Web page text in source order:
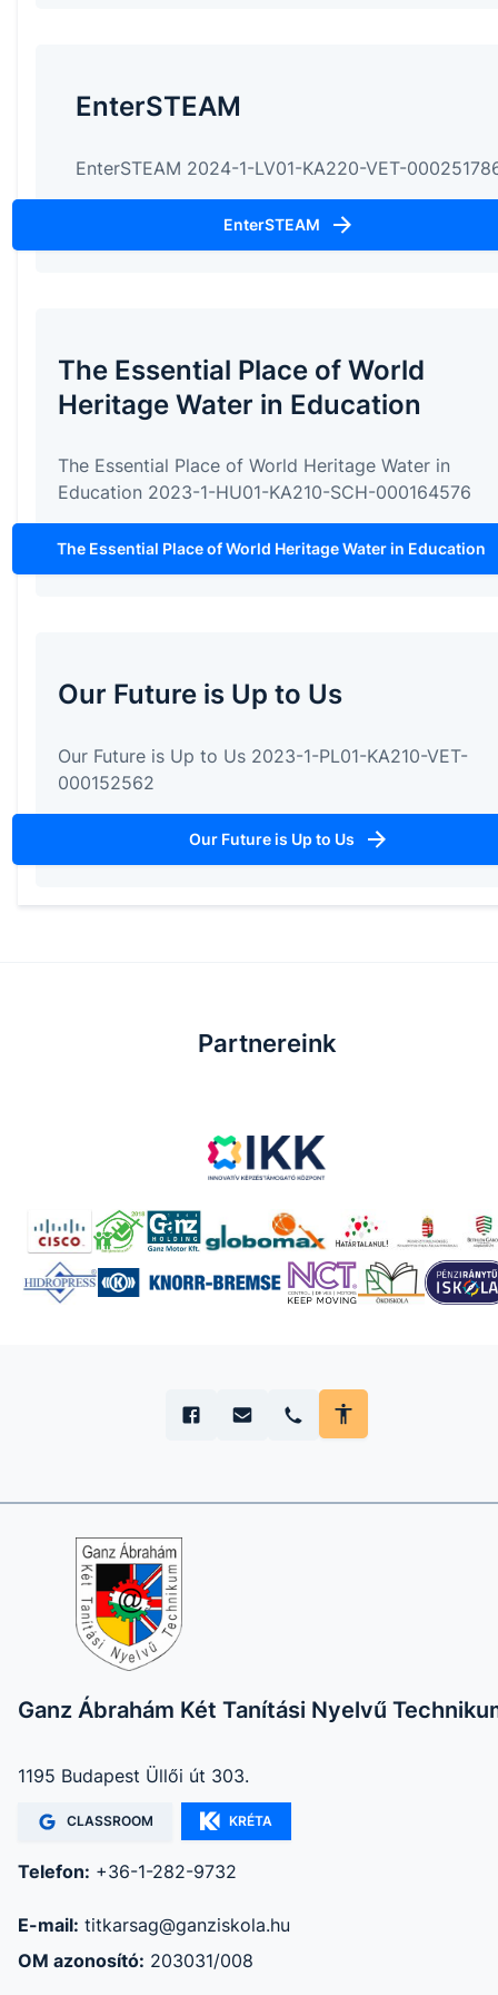
EnterSTEAM
EnterSTEAM 2024-1-LV01-KA220-VET-
EnterSTEAM
The Essential Place of World
Heritage Water in Education
The Essential Place of World Heritage Water in
Education 2023-1-HU01-KA210-SCH-000164576
The Essential Place of World Heritage Water in Education
Our Future is Up to Us
Our Future is Up to Us 2023-1-PL01-KA210-VET-
000152562
Our Future is Up to Us
Partnereink
Ganz Ábrahám Két Tanítási Nyelvű
1195 Budapest Üllői út 303.
CLASSROOM KRÉTA
Telefon: +36-1-282-9732
E-mail: titkarsag@ganziskola.hu
OM azonosító: 203031/008